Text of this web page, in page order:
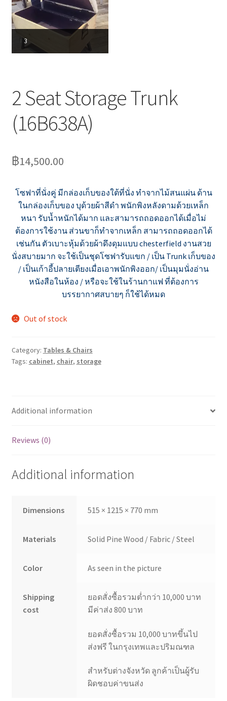
3
2 Seat Storage Trunk
(16B638A)
฿14,500.00
โซฟาที่นั่งคู่ มีกล่องเก็บของใต้ที่นั่ง ทำจากไม้สนแผ่น ด้าน
ในกล่องเก็บของ บุด้วยผ้าสีดำ พนักพิงหลังดามด้วยเหล็ก
หนา รับน้ำหนักได้มาก และสามารถถอดออกได้เมื่อไม่
ต้องการใช้งาน ส่วนขาก็ทำจากเหล็ก สามารถถอดออกได้
เช่นกัน ตัวเบาะหุ้มด้วยผ้าดึงดุมแบบ chesterfield งานสวย
นั่งสบายมาก จะใช้เป็นชุดโซฟารับแขก / เป็น Trunk เก็บของ
/ เป็นเก้าอี้ปลายเตียงเมื่อเอาพนักพิงออก/ เป็นมุมนั่งอ่าน
หนังสือในห้อง / หรือจะใช้ในร้านกาแฟ ที่ต้องการ
บรรยากาศสบายๆ ก็ใช้ได้หมด
Out of stock
Category: Tables & Chairs
Tags: cabinet, chair, storage
Additional information
Reviews (0)
Additional information
Dimensions 515 × 1215 × 770 mm
Materials Solid Pine Wood / Fabric / Steel
Color As seen in the picture
Shipping
cost
ยอดสั่งซื้อรวมต่ำกว่า 10,000 บาท
มีค่าส่ง 800 บาท
ยอดสั่งซื้อรวม 10,000 บาทขึ้นไป
ส่งฟรี ในกรุงเทพและปริมณฑล
สำหรับต่างจังหวัด ลูกค้าเป็นผู้รับ
ผิดชอบค่าขนส่ง